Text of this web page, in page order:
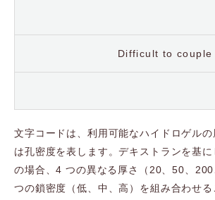
Difficult to
文字コードは、利用可能なハイドロゲル
は孔密度を表します。デキストランを基
の場合、4 つの異なる厚さ（20、50、
つの鎖密度（低、中、高）を組み合わせる